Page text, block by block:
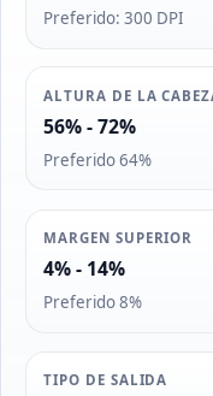
Preferido: 300 DPI
ALTURA DE LA
56% - 72%
Preferido 64%
MARGEN SUPERIOR
4% - 14%
Preferido 8%
TIPO DE SALIDA